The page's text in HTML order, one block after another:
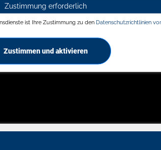
Zustimmung erforderlich
ist Ihre Zustimmung zu den Datenschutzrichtlinien
Zustimmen und aktivieren